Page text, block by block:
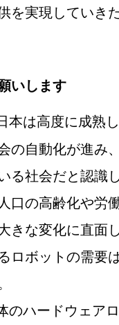
を実現していき
いします
本は高度に成熟
の自動化が進み
る社会だと認識
口の高齢化や労
きな変化に直面
ロボットの需要
のハードウェア